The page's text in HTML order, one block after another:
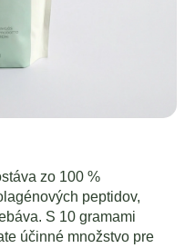
zo 100 %
peptidov,
S 10 gramami
účinné množstvo pre